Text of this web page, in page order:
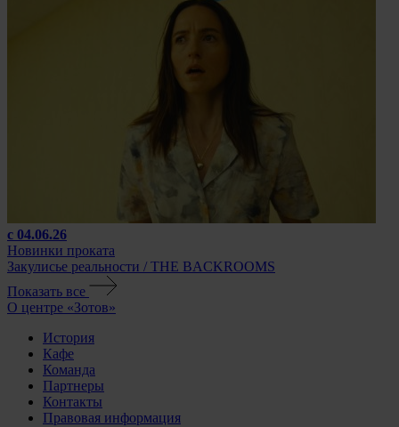
с 04.06.26
Новинки проката
Закулисье реальности / THE BACKROOMS
Показать все
О центре «Зотов»
История
Кафе
Команда
Партнеры
Контакты
Правовая информация